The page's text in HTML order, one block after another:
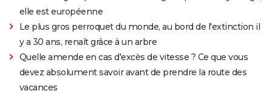
elle est européenne
Le plus gros perroquet du monde, au bord de l'extinction il
y a 30 ans, renaît grâce à un arbre
Quelle amende en cas d'excès de vitesse ? Ce que vous
devez absolument savoir avant de prendre la route des
vacances